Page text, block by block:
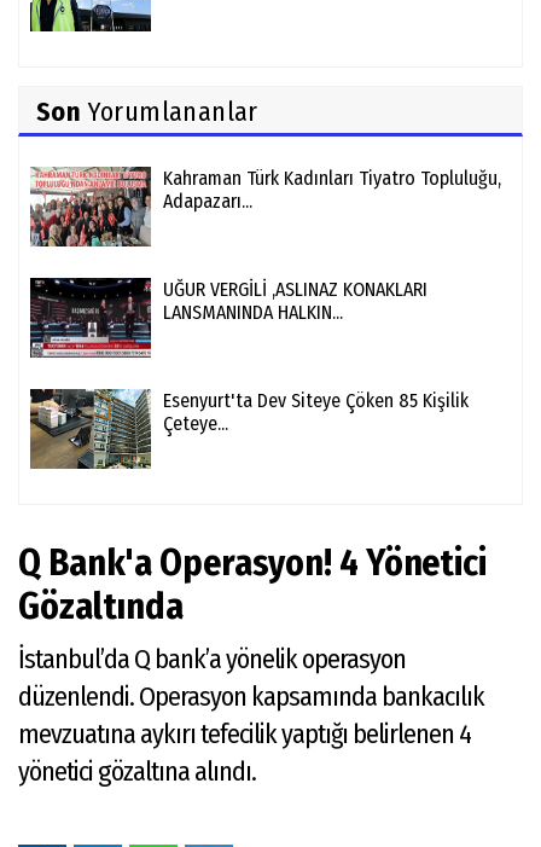
Son Yorumlananlar
Kahraman Türk Kadınları Tiyatro Topluluğu,
Adapazarı...
UĞUR VERGİLİ ,ASLINAZ KONAKLARI
LANSMANINDA HALKIN...
Esenyurt'ta Dev Siteye Çöken 85 Kişilik
Çeteye...
Q Bank'a Operasyon! 4 Yönetici
Gözaltında
İstanbul’da Q bank’a yönelik operasyon
düzenlendi. Operasyon kapsamında bankacılık
mevzuatına aykırı tefecilik yaptığı belirlenen 4
yönetici gözaltına alındı.